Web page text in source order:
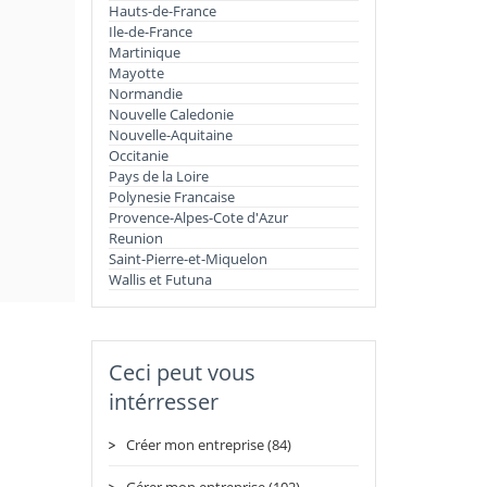
Hauts-de-France
Ile-de-France
Martinique
Mayotte
Normandie
Nouvelle Caledonie
Nouvelle-Aquitaine
Occitanie
Pays de la Loire
Polynesie Francaise
Provence-Alpes-Cote d'Azur
Reunion
Saint-Pierre-et-Miquelon
Wallis et Futuna
Ceci peut vous
intérresser
Créer mon entreprise (84)